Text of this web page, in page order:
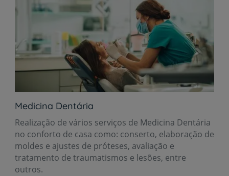
Medicina Dentária
Realização de vários serviços de Medicina Dentária
no conforto de casa como: conserto, elaboração de
moldes e ajustes de próteses, avaliação e
tratamento de traumatismos e lesões, entre
outros.